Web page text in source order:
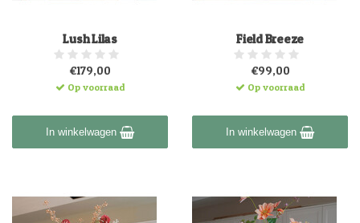
Lush Lilas
€179,00
Op voorraad
In winkelwagen
Field Breeze
€99,00
Op voorraad
In winkelwagen